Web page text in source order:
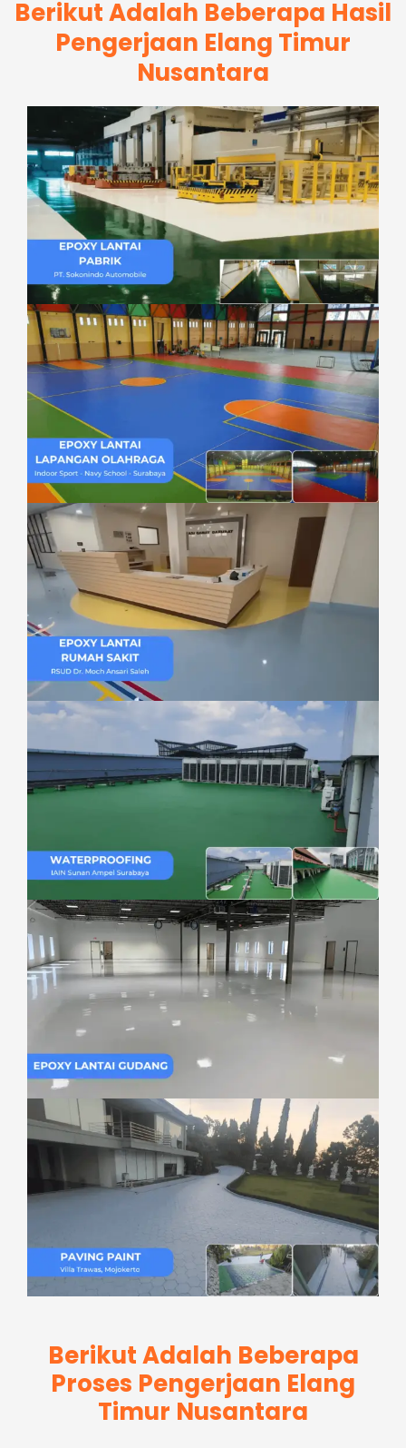
Berikut Adalah Beberapa Hasil
Pengerjaan Elang Timur
Nusantara
Berikut Adalah Beberapa
Proses Pengerjaan Elang
Timur Nusantara